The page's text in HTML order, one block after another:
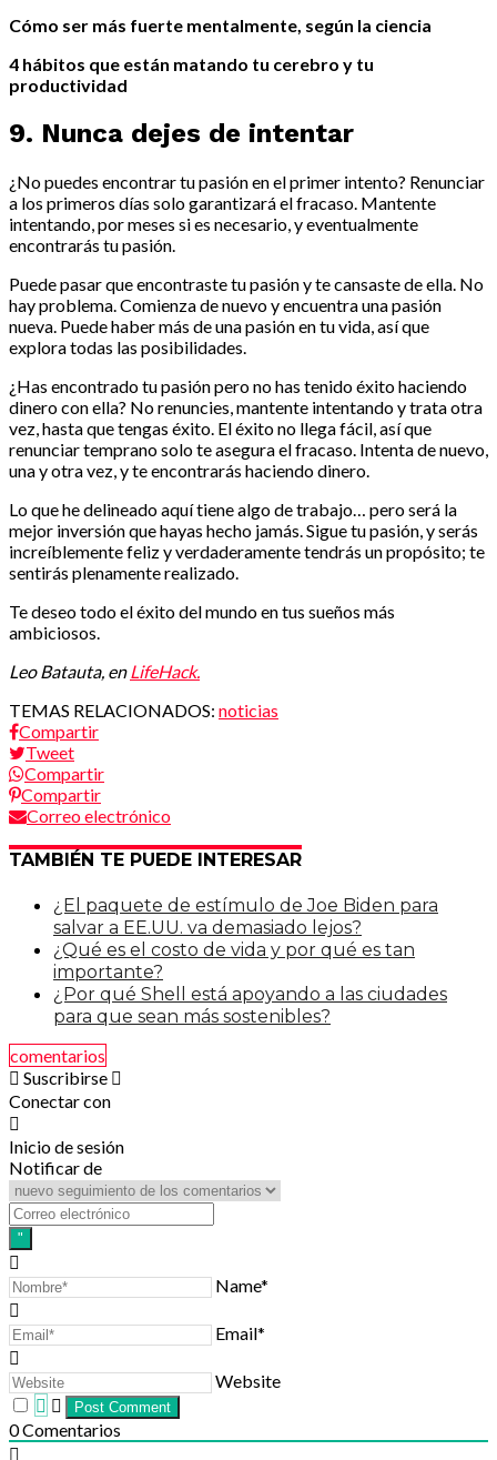
Cómo ser más fuerte mentalmente, según la ciencia
4 hábitos que están matando tu cerebro y tu
productividad
9. Nunca dejes de intentar
¿No puedes encontrar tu pasión en el primer intento? Renunciar
a los primeros días solo garantizará el fracaso. Mantente
intentando, por meses si es necesario, y eventualmente
encontrarás tu pasión.
Puede pasar que encontraste tu pasión y te cansaste de ella. No
hay problema. Comienza de nuevo y encuentra una pasión
nueva. Puede haber más de una pasión en tu vida, así que
explora todas las posibilidades.
¿Has encontrado tu pasión pero no has tenido éxito haciendo
dinero con ella? No renuncies, mantente intentando y trata otra
vez, hasta que tengas éxito. El éxito no llega fácil, así que
renunciar temprano solo te asegura el fracaso. Intenta de nuevo,
una y otra vez, y te encontrarás haciendo dinero.
Lo que he delineado aquí tiene algo de trabajo… pero será la
mejor inversión que hayas hecho jamás. Sigue tu pasión, y serás
increíblemente feliz y verdaderamente tendrás un propósito; te
sentirás plenamente realizado.
Te deseo todo el éxito del mundo en tus sueños más
ambiciosos.
Leo Batauta, en LifeHack.
TEMAS RELACIONADOS: noticias
Compartir
Tweet
Compartir
Compartir
Correo electrónico
TAMBIÉN TE PUEDE INTERESAR
¿El paquete de estímulo de Joe Biden para
salvar a EE.UU. va demasiado lejos?
¿Qué es el costo de vida y por qué es tan
importante?
¿Por qué Shell está apoyando a las ciudades
para que sean más sostenibles?
comentarios
Suscribirse
Conectar con
Inicio de sesión
Notificar de
Name*
Email*
Website
0Comentarios